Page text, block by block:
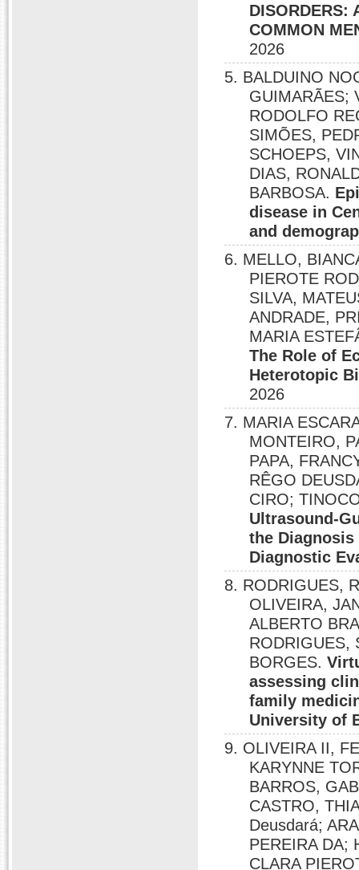
DISORDERS:
COMMON
2026
5. BALDUINO
GUIMARÃES;
RODOLFO
SIMÕES,
SCHOEPS,
DIAS,
BARBOSA.
disease in
and
6. MELLO,
PIEROTE
SILVA,
ANDRADE,
MARIA
The Role of
Heterotopic
2026
7. MARIA
MONTEIRO,
PAPA,
RÊGO
CIRO;
Ultrasound-
the
Diagnostic
8. RODRIGUES,
OLIVEIRA,
ALBERTO
RODRIGUES,
BORGES.
assessing
family
University of
9. OLIVEIRA II,
KARYNNE
BARROS,
CASTRO,
Deusdará;
PEREIRA DA;
CLARA